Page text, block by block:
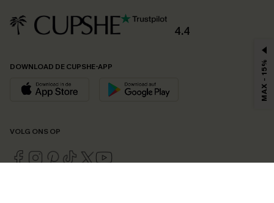
4.4
DOWNLOAD DE CUPSHE-APP
VOLG ONS OP
MAX - 15%